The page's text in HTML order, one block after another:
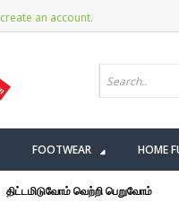
create an account.
FOOTWEAR HOME
திட்டமிடுவோம் வெற்றி பெறுவோம்